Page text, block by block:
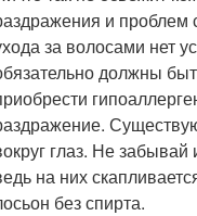
и проблем
за волосами нет
должны
глаз. Не
на них
без спирта.